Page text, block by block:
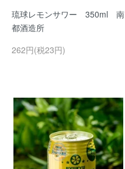
琉球レモンサワー 350ml 南
都酒造所
262円(税23円)